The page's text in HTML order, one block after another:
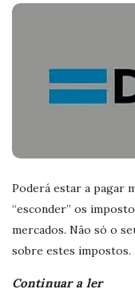
Poderá estar a pagar
“esconder” os
mercados. Não só o
sobre estes impostos.
Continuar a ler